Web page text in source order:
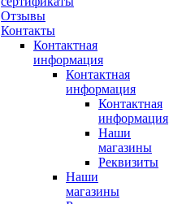
Отзывы
Контакты
Контактная
информация
Контактная
информация
Контактная
информация
Наши
магазины
Реквизиты
Наши
магазины